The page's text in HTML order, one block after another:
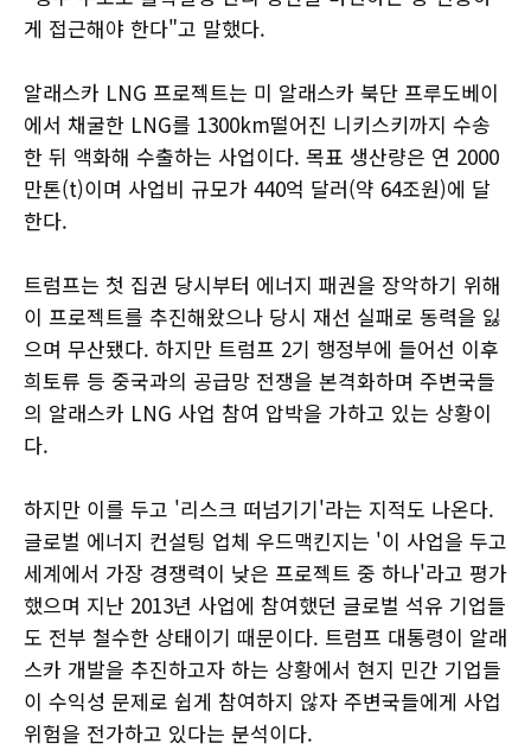
게 접근해야 한다"고 말했다.
알래스카 LNG 프로젝트는 미 알래스카 북단 프루도베이
에서 채굴한 LNG를 1300km떨어진 니키스키까지 수송
한 뒤 액화해 수출하는 사업이다. 목표 생산량은 연 2000
만톤(t)이며 사업비 규모가 440억 달러(약 64조원)에 달
한다.
트럼프는 첫 집권 당시부터 에너지 패권을 장악하기 위해
이 프로젝트를 추진해왔으나 당시 재선 실패로 동력을 잃
으며 무산됐다. 하지만 트럼프 2기 행정부에 들어선 이후
희토류 등 중국과의 공급망 전쟁을 본격화하며 주변국들
의 알래스카 LNG 사업 참여 압박을 가하고 있는 상황이
다.
하지만 이를 두고 '리스크 떠넘기기'라는 지적도 나온다.
글로벌 에너지 컨설팅 업체 우드맥킨지는 '이 사업을 두고
세계에서 가장 경쟁력이 낮은 프로젝트 중 하나'라고 평가
했으며 지난 2013년 사업에 참여했던 글로벌 석유 기업들
도 전부 철수한 상태이기 때문이다. 트럼프 대통령이 알래
스카 개발을 추진하고자 하는 상황에서 현지 민간 기업들
이 수익성 문제로 쉽게 참여하지 않자 주변국들에게 사업
위험을 전가하고 있다는 분석이다.